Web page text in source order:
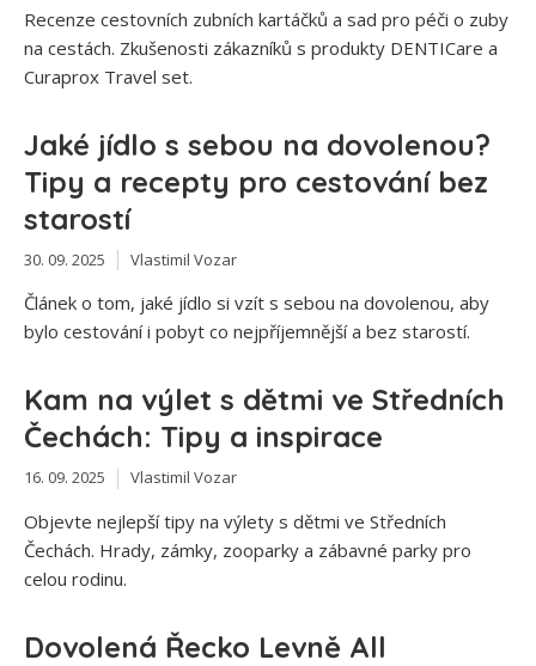
Recenze cestovních zubních kartáčků a sad pro péči o zuby
na cestách. Zkušenosti zákazníků s produkty DENTICare a
Curaprox Travel set.
Jaké jídlo s sebou na dovolenou?
Tipy a recepty pro cestování bez
starostí
30. 09. 2025 Vlastimil Vozar
Článek o tom, jaké jídlo si vzít s sebou na dovolenou, aby
bylo cestování i pobyt co nejpříjemnější a bez starostí.
Kam na výlet s dětmi ve Středních
Čechách: Tipy a inspirace
16. 09. 2025 Vlastimil Vozar
Objevte nejlepší tipy na výlety s dětmi ve Středních
Čechách. Hrady, zámky, zooparky a zábavné parky pro
celou rodinu.
Dovolená Řecko Levně All